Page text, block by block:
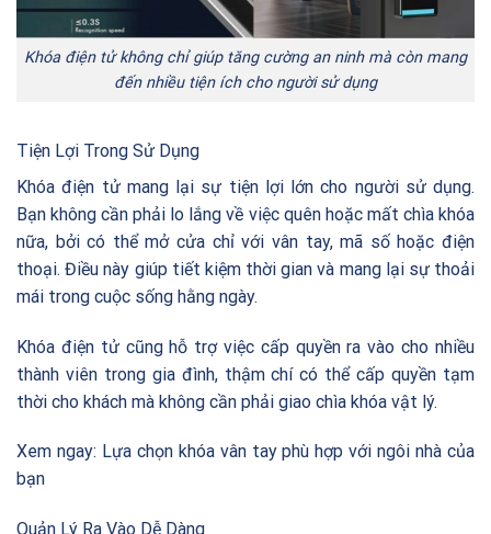
Khóa điện tử không chỉ giúp tăng cường an ninh mà còn mang
đến nhiều tiện ích cho người sử dụng
Tiện Lợi Trong Sử Dụng
Khóa điện tử mang lại sự tiện lợi lớn cho người sử dụng.
Bạn không cần phải lo lắng về việc quên hoặc mất chìa khóa
nữa, bởi có thể mở cửa chỉ với vân tay, mã số hoặc điện
thoại. Điều này giúp tiết kiệm thời gian và mang lại sự thoải
mái trong cuộc sống hằng ngày.
Khóa điện tử cũng hỗ trợ việc cấp quyền ra vào cho nhiều
thành viên trong gia đình, thậm chí có thể cấp quyền tạm
thời cho khách mà không cần phải giao chìa khóa vật lý.
Xem ngay: Lựa chọn khóa vân tay phù hợp với ngôi nhà của
bạn
Quản Lý Ra Vào Dễ Dàng